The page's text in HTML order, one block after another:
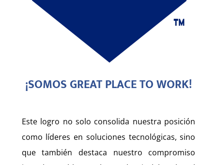
¡SOMOS GREAT PLACE TO WORK!
Este logro no solo consolida nuestra posición
como líderes en soluciones tecnológicas, sino
que también destaca nuestro compromiso